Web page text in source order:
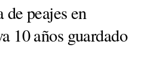
peajes en
10 años guardado